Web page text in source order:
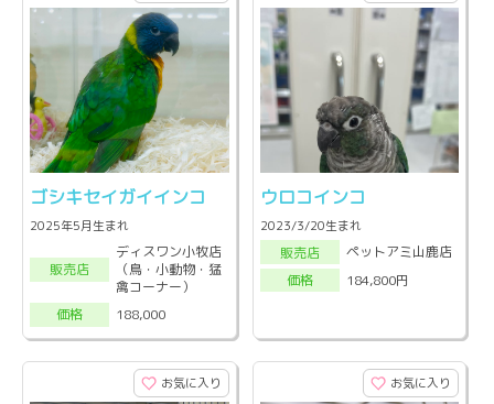
ゴシキセイガイインコ
2025年5月生まれ
販売店
ディスワン小牧店
（鳥・小動物・猛
禽コーナー）
価格
188,000
ウロコインコ
2023/3/20生まれ
販売店
ペットアミ山鹿店
価格
184,800円
お気に入り お気に入り